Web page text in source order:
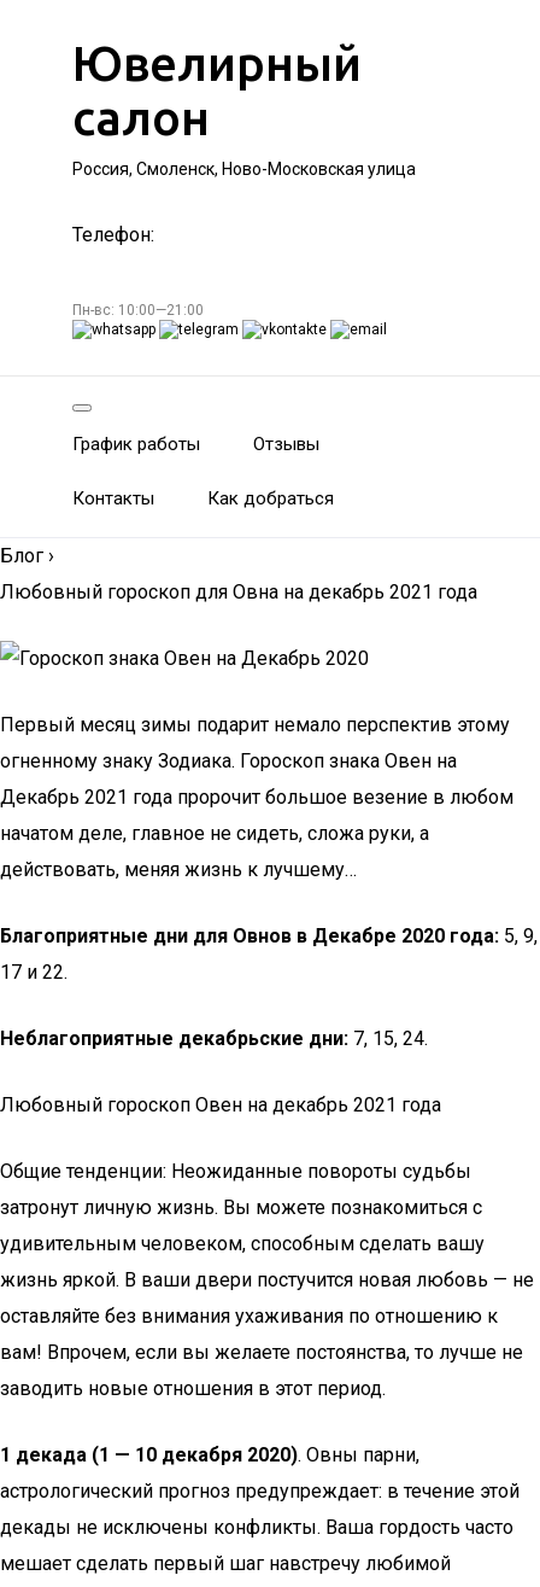
Ювелирный
салон
Россия, Смоленск, Ново-Московская улица
Телефон:
Пн-вс: 10:00—21:00
График работы Отзывы
Контакты Как добраться
Блог ›
Любовный гороскоп для Овна на декабрь 2021 года
Первый месяц зимы подарит немало перспектив этому
огненному знаку Зодиака. Гороскоп знака Овен на
Декабрь 2021 года пророчит большое везение в любом
начатом деле, главное не сидеть, сложа руки, а
действовать, меняя жизнь к лучшему…
Благоприятные дни для Овнов в Декабре 2020 года: 5, 9,
17 и 22.
Неблагоприятные декабрьские дни: 7, 15, 24.
Любовный гороскоп Овен на декабрь 2021 года
Общие тенденции: Неожиданные повороты судьбы
затронут личную жизнь. Вы можете познакомиться с
удивительным человеком, способным сделать вашу
жизнь яркой. В ваши двери постучится новая любовь — не
оставляйте без внимания ухаживания по отношению к
вам! Впрочем, если вы желаете постоянства, то лучше не
заводить новые отношения в этот период.
1 декада (1 — 10 декабря 2020). Овны парни,
астрологический прогноз предупреждает: в течение этой
декады не исключены конфликты. Ваша гордость часто
мешает сделать первый шаг навстречу любимой